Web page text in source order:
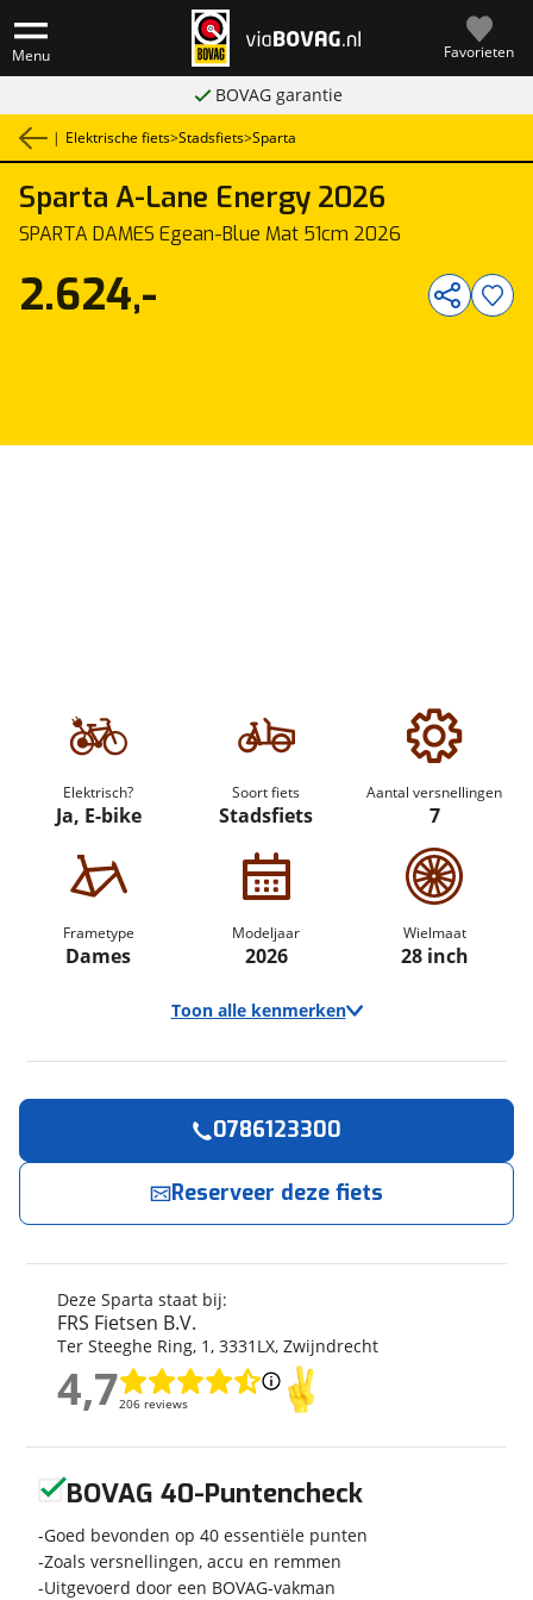
Menu Favorieten
BOVAG garantie
| Elektrische fiets>Stadsfiets>Sparta
Sparta A-Lane Energy 2026
SPARTA DAMES Egean-Blue Mat 51cm 2026
Elektrisch?
Ja, E-bike
Soort fiets
Stadsfiets
Aantal versnellingen
7
Frametype
Dames
Modeljaar
2026
Wielmaat
28 inch
Toon alle kenmerken
Sparta
Model
A-Lane Energy 2026
Frametype
Framehoogte
51 cm
Wielmaat
28 inch
Nieuw of occasion
Nieuw
Techniek
Transmissie
Naaf
2.624,-
Deze Sparta staat bij:
FRS Fietsen B.V.
Ter Steeghe Ring, 1, 3331LX, Zwijndrecht
4,7206 reviews
4,7
0786123300
Reserveer deze fiets
nu!
FRS Fietsen B.V. neemt snel contact met je op.
Jouw contactgegevens
Naam
E-mailadres
Telefoonnummer (optioneel)
BOVAG 40-Puntencheck
Goed bevonden op 40 essentiële punten
Zoals versnellingen, accu en remmen
Uitgevoerd door een BOVAG-vakman